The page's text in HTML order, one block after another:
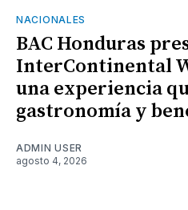
NACIONALES
BAC Honduras
InterContinental
una experiencia
gastronomía y
ADMIN USER
agosto 4, 2026